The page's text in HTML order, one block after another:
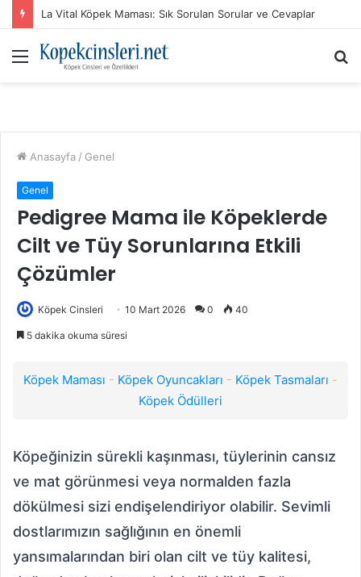
La Vital Köpek Maması: Sık Sorulan Sorular ve Cevaplar
Menü
Anasayfa / Genel
Genel
Pedigree Mama ile Köpeklerde
Cilt ve Tüy Sorunlarına Etkili
Çözümler
Köpek Cinsleri 10 Mart 2026 0 40
5 dakika okuma süresi
Köpek Maması - Köpek Oyuncakları - Köpek Tasmaları -
Köpek Ödülleri
Köpeğinizin sürekli kaşınması, tüylerinin cansız
ve mat görünmesi veya normalden fazla
dökülmesi sizi endişelendiriyor olabilir. Sevimli
dostlarımızın sağlığının en önemli
yansımalarından biri olan cilt ve tüy kalitesi,